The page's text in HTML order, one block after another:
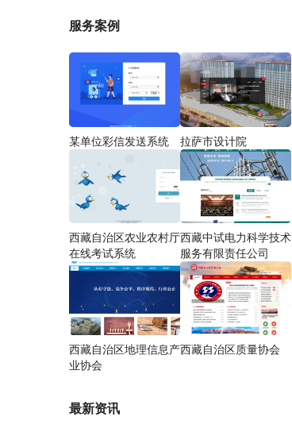
服务案例
某单位彩信发送系统 拉萨市设计院
西藏自治区农业农村厅
在线考试系统
西藏中试电力科学技术
服务有限责任公司
西藏自治区地理信息产
业协会
西藏自治区质量协会
最新资讯